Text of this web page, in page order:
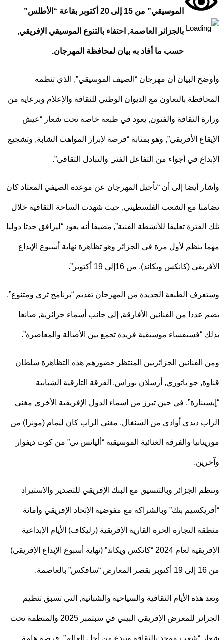
الموسيقي” من 15 إلى 20 أكتوبر بقاعة “الأطلس”
بالجزائر العاصمة, احتفاء بالتنوع الموسيقي الإفريقي,
حسب ما أفاد به بيان لمحافظة المهرجان.
البيان أن مهرجان “الصيف الموسيقي”, الذي تنظمه
المحافظة بالتعاون ‎مع الديوان الوطني للثقافة والإعلام وبرعاية من
الثقافة والفنون, يعود في طبعة خاصة تحت شعار “عيش
الأفريقي”, وهو بمثابة “فرصة لإبراز المواهب الشابة, وتشجيع
في أجواء من التفاعل الفني والتبادل الثقافي”.
أيضا إلى أن “تأجيل المهرجان عن موعده الصيفي المعتاد كان
مع الشعب الفلسطيني, حيث شهدت الساحة الثقافية خلال
تعليقا للأنشطة الفنية”, مضيفا أنه يعود “ليرافق حدثا دوليا
ينظم لأول مرة في الجزائر وهو تظاهرة نهاية أسبوع الإبداع
(كانكس ويكاند), من 16إلى 19 أكتوبر”.
الطبعة الجديدة من المهرجان تقديم “برنامج ثري ومتنوع”,
من الفنانين الأفارقة, إلى جانب أسماء جزائرية, صانعا
“فسيفساء موسيقية فريدة تجمع بين الأصالة والمعاصرة”.
الجزائريين المنتظر حضورهم هذه التظاهرة سلطان
جو باتوري, أرسلان بوراس, الفرقة التارقية الشبابية
في حين تبرز من اسماء الدول الإفريقية الأخرى مغني
ديدي أوادي من السنغال, مغني الراب كان ليمام (مونزا) من
والفرقة الغنائية الموسيقية “أليانس تي” من كوت ديفوار
الجزائر وبالتنسيق مع البنك الإفريقي للتصدير والاستيراد
بنك” وبالشراكة مع مفوضية الإتحاد الإفريقي وأمانة
التجارة الحرة القارية الإفريقية (زليكاف) الأيام الإبداعية
الإفريقية لعام 2024 “كانكس ويكاند” (نهاية أسبوع الإبداع الإفريقي)
هذه الأيام الثقافية والسياحية والشبانية, التي تسبق تنظيم
الجزائر للمعرض الإفريقي البيني في سبتمبر 2025 والمنظمة تحت
“شعب موحد بالثقافة ويبدع من أجل العالم”, فرصة هامة